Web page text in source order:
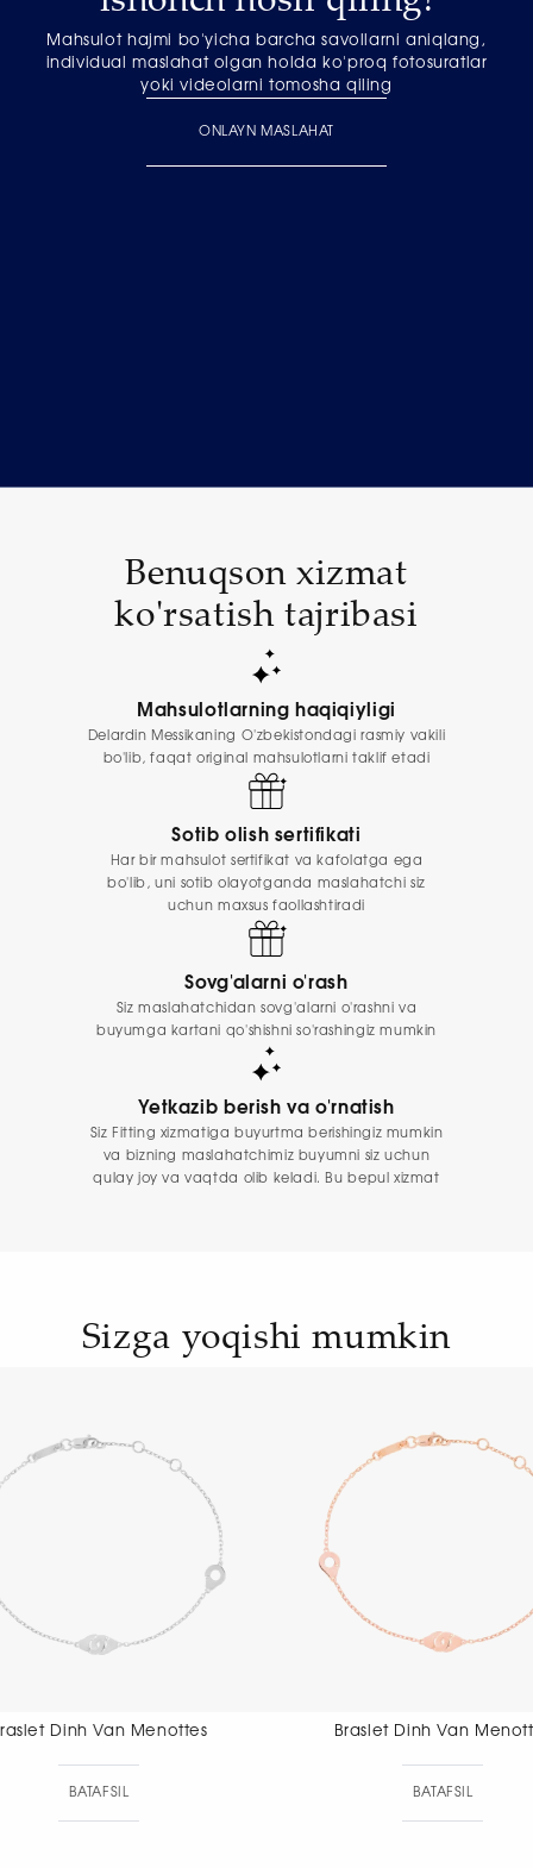
Mahsulot hajmi bo'yicha barcha savollarni aniqlang,
individual maslahat olgan holda ko'proq fotosuratlar
yoki videolarni tomosha qiling
ONLAYN MASLAHAT
Benuqson xizmat
ko'rsatish tajribasi
Mahsulotlarning haqiqiyligi
Delardin Messikaning O'zbekistondagi rasmiy vakili
bo'lib, faqat original mahsulotlarni taklif etadi
Sotib olish sertifikati
Har bir mahsulot sertifikat va kafolatga ega
bo'lib, uni sotib olayotganda maslahatchi siz
uchun maxsus faollashtiradi
Sovg'alarni o'rash
Siz maslahatchidan sovg'alarni o'rashni va
buyumga kartani qo'shishni so'rashingiz mumkin
Yetkazib berish va o'rnatish
Siz Fitting xizmatiga buyurtma berishingiz mumkin
va bizning maslahatchimiz buyumni siz uchun
qulay joy va vaqtda olib keladi. Bu bepul xizmat
Sizga yoqishi mumkin
Braslet Dinh Van Menottes Braslet Dinh